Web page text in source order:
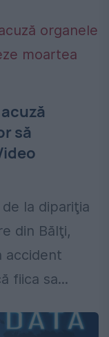
să
la dipariţia
din Bălţi,
accident
fiica sa...